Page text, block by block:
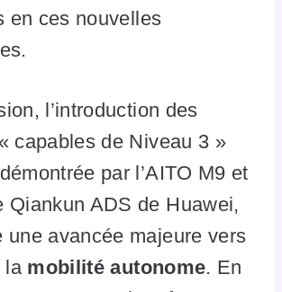
en ces nouvelles
l’introduction des
capables de Niveau 3 »
par l’AITO M9 et
Qiankun ADS de Huawei,
une avancée majeure vers
la mobilité autonome. En